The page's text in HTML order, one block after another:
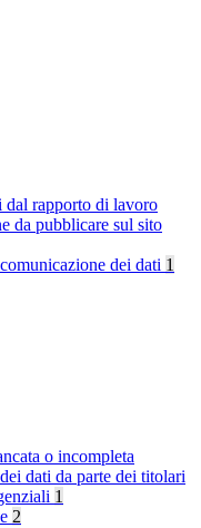
dal rapporto di lavoro
da pubblicare sul sito
dei dati 1
o incompleta
dati da parte dei titolari
1
2